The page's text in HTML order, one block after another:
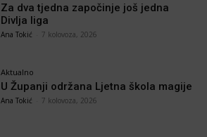
Za dva tjedna započinje još jedna
Divlja liga
Ana Tokić 7 kolovoza, 2026
Aktualno
U Županji održana Ljetna škola magije
Ana Tokić 7 kolovoza, 2026